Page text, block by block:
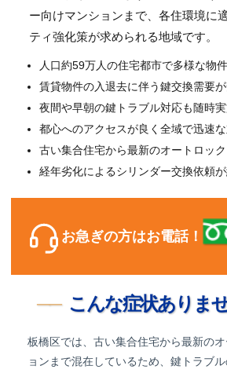
ー向けマンションまで、各住環境に
ティ強化策が求められる地域です。
人口約59万人の住宅都市で多様な物
賃貸物件の入退去に伴う鍵交換需要
夜間や早朝の鍵トラブル対応も随時
都心へのアクセスが良く全域で迅速
古い集合住宅から最新のオートロッ
経年劣化によるシリンダー交換依頼が
お急ぎの方はお電話！
こんな症状ありま
板橋区では、古い集合住宅から最新の
ョンまで混在しているため、鍵トラブ